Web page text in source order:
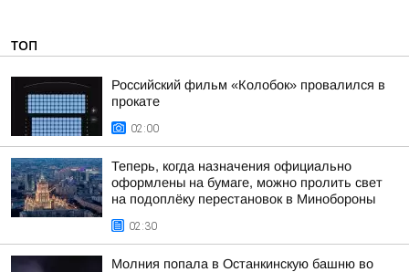
ТОП
Российский фильм «Колобок» провалился в
прокате
02:00
Теперь, когда назначения официально
оформлены на бумаге, можно пролить свет
на подоплёку перестановок в Минобороны
02:30
Молния попала в Останкинскую башню во